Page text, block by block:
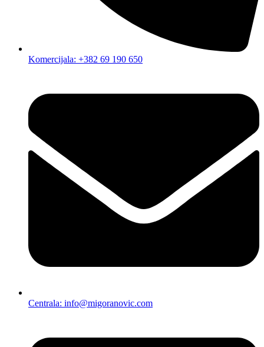
Komercijala: +382 69 190 650
Centrala: info@migoranovic.com